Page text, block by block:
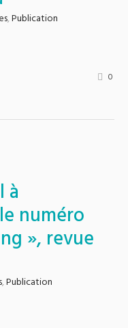
,Publication
0
à
numéro
», revue
,Publication